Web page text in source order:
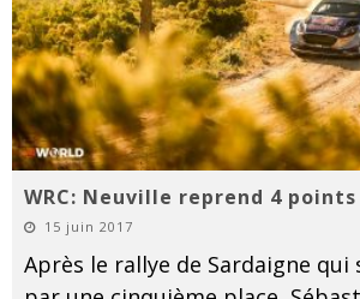
WRC: Neuville reprend 4
15 juin 2017
Après le rallye de Sardaigne qui